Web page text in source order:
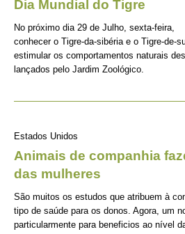
Dia Mundial do Tigre
No próximo dia 29 de Julho, sexta-feira,
conhecer o Tigre-da-sibéria e o Tigre-de-
estimular os comportamentos naturais
lançados pelo Jardim Zoológico.
Estados Unidos
Animais de companhia
das mulheres
São muitos os estudos que atribuem à
tipo de saúde para os donos. Agora, um
particularmente para beneficios ao nível